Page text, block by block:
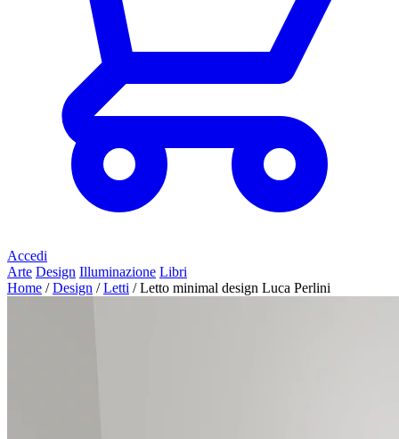
Accedi
Arte Design Illuminazione Libri
Home / Design / Letti / Letto minimal design Luca Perlini